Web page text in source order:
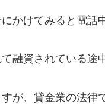
かけてみると電話
融資されている途
が、貸金業の法律